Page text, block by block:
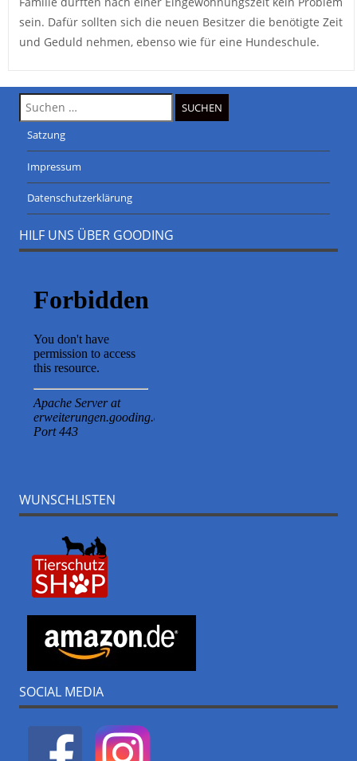
sein. Dafür sollten sich die neuen Besitzer die benötigte Zeit
und Geduld nehmen, ebenso wie für eine Hundeschule.
Suche
nach:
Satzung
Impressum
Datenschutzerklärung
HILF UNS ÜBER GOODING
WUNSCHLISTEN
SOCIAL MEDIA